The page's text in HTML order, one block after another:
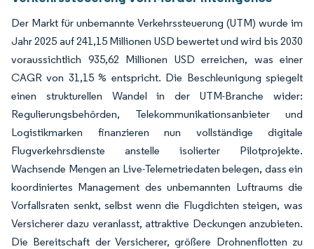
Der Markt für unbemannte Verkehrssteuerung (UTM) wurde im
Jahr 2025 auf 241,15 Millionen USD bewertet und wird bis 2030
voraussichtlich 935,62 Millionen USD erreichen, was einer
CAGR von 31,15 % entspricht. Die Beschleunigung spiegelt
einen strukturellen Wandel in der UTM-Branche wider:
Regulierungsbehörden, Telekommunikationsanbieter und
Logistikmarken finanzieren nun vollständige digitale
Flugverkehrsdienste anstelle isolierter Pilotprojekte.
Wachsende Mengen an Live-Telemetriedaten belegen, dass ein
koordiniertes Management des unbemannten Luftraums die
Vorfallsraten senkt, selbst wenn die Flugdichten steigen, was
Versicherer dazu veranlasst, attraktive Deckungen anzubieten.
Die Bereitschaft der Versicherer, größere Drohnenflotten zu